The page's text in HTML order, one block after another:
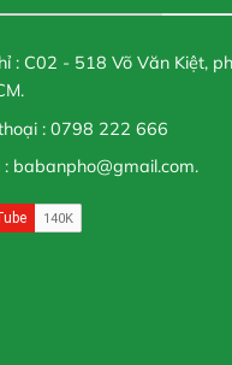
: C02 - 518 Võ Văn Kiệt,
: 0798 222 666
: babanpho@gmail.com.